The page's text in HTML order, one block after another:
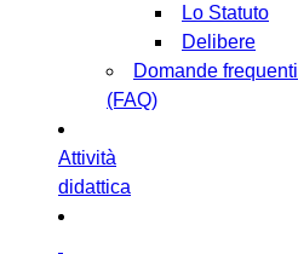
Lo Statuto
Delibere
Domande frequenti
(FAQ)
Attività
didattica